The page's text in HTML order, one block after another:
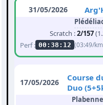
31/05/2026
Scratch :2/157
Perf : 00:38:12 (03:49/
17/05/2026
Course
Duo